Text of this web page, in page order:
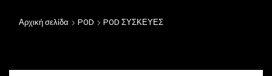
Αρχική σελίδα POD POD ΣΥΣΚΕΥΕΣ